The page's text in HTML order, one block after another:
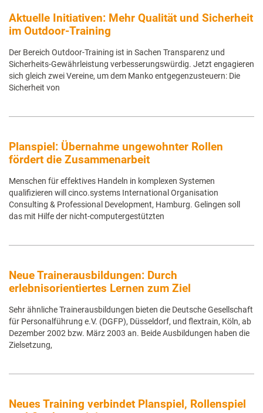
Aktuelle Initiativen: Mehr Qualität und Sicherheit
im Outdoor-Training
Der Bereich Outdoor-Training ist in Sachen Transparenz und
Sicherheits-Gewährleistung verbesserungswürdig. Jetzt engagieren
sich gleich zwei Vereine, um dem Manko entgegenzusteuern: Die
Sicherheit von
Planspiel: Übernahme ungewohnter Rollen
fördert die Zusammenarbeit
Menschen für effektives Handeln in komplexen Systemen
qualifizieren will cinco.systems International Organisation
Consulting & Professional Development, Hamburg. Gelingen soll
das mit Hilfe der nicht-computergestützten
Neue Trainerausbildungen: Durch
erlebnisorientiertes Lernen zum Ziel
Sehr ähnliche Trainerausbildungen bieten die Deutsche Gesellschaft
für Personalführung e.V. (DGFP), Düsseldorf, und flextrain, Köln, ab
Dezember 2002 bzw. März 2003 an. Beide Ausbildungen haben die
Zielsetzung,
Neues Training verbindet Planspiel, Rollenspiel